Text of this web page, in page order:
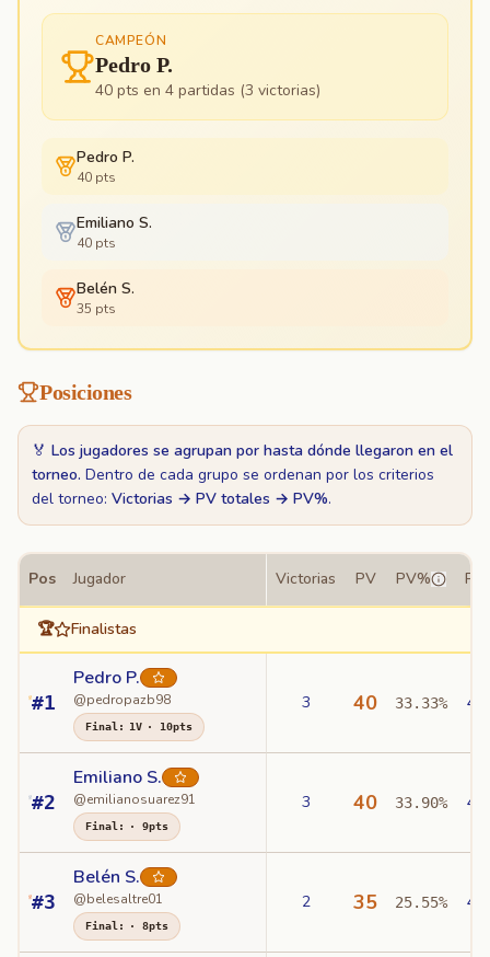
CAMPEÓN
Pedro P.
40 pts en 4 partidas (3 victorias)
Pedro P.
40 pts
Emiliano S.
40 pts
Belén S.
35 pts
Posiciones
🏅 Los jugadores se agrupan por hasta dónde llegaron en el
torneo. Dentro de cada grupo se ordenan por los criterios
del torneo: Victorias → PV totales → PV%.
Pos Jugador Victorias PV PV% PJ
🏆 Finalistas
#1
Pedro P.
@pedropazb98
Final : 1V · 10pts
3 40 33.33% 4
#2
Emiliano S.
@emilianosuarez91
Final : · 9pts
3 40 33.90% 4
#3
Belén S.
@belesaltre01
Final : · 8pts
2 35 25.55% 4